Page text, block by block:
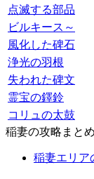
点滅する部品
ビルキース～
風化した碑石
浄光の羽根
失われた碑文
霊宝の鐸鈴
コリュの太鼓
稲妻の攻略まとめ
稲妻エリア